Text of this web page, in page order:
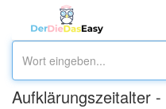
Aufklärungszeitalter -